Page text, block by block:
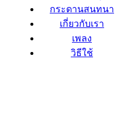
กระดานสนทนา
เกี่ยวกับเรา
เพลง
วิธีใช้